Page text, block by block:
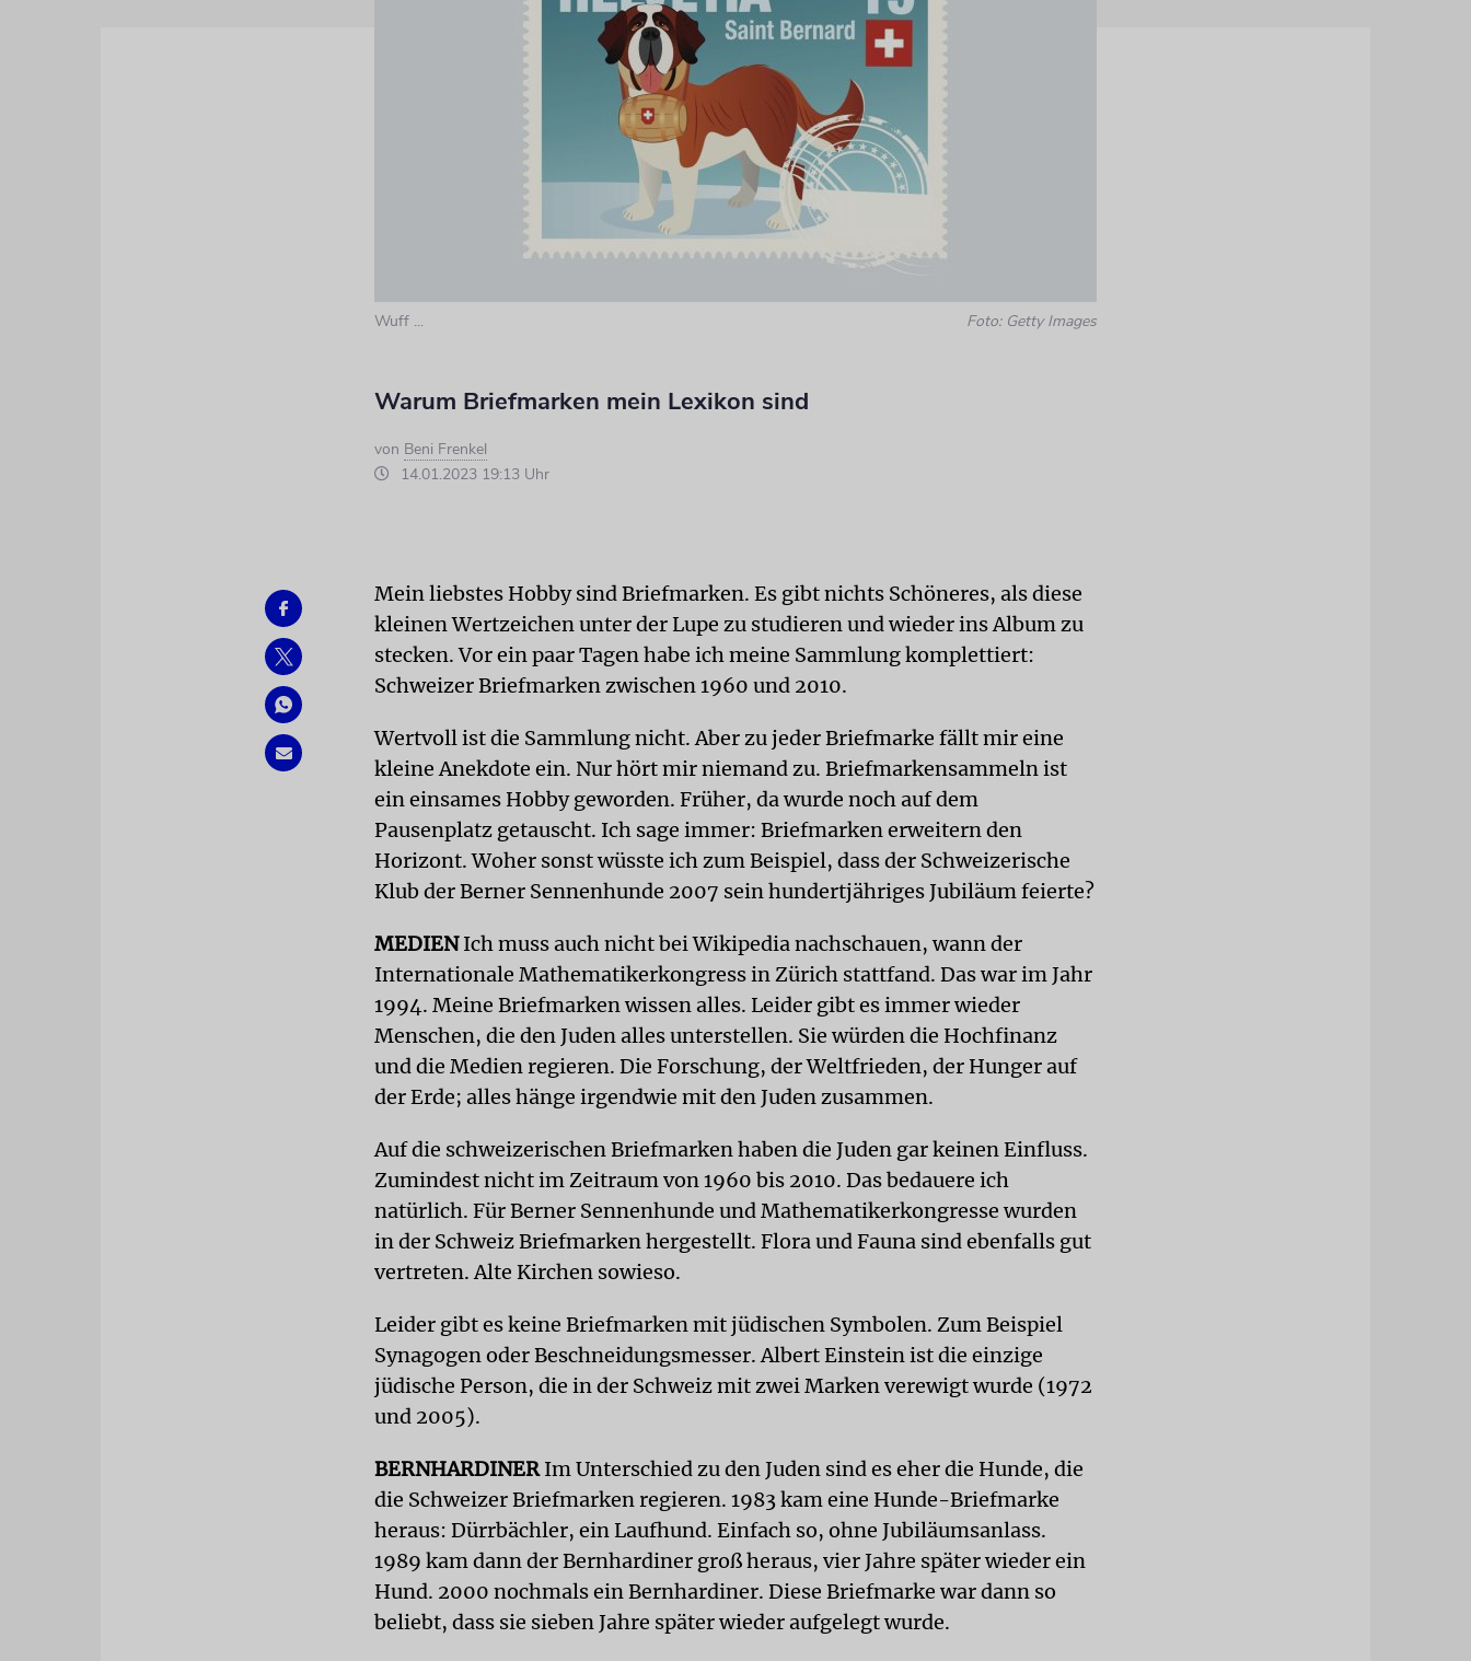
Wuff ... Foto: Getty Images
Warum Briefmarken mein Lexikon sind
von Beni Frenkel
14.01.2023 19:13 Uhr
Mein liebstes Hobby sind Briefmarken. Es gibt nichts Schöneres, als diese
kleinen Wertzeichen unter der Lupe zu studieren und wieder ins Album zu
stecken. Vor ein paar Tagen habe ich meine Sammlung komplettiert:
Schweizer Briefmarken zwischen 1960 und 2010.
Wertvoll ist die Sammlung nicht. Aber zu jeder Briefmarke fällt mir eine
kleine Anekdote ein. Nur hört mir niemand zu. Briefmarkensammeln ist
ein einsames Hobby geworden. Früher, da wurde noch auf dem
Pausenplatz getauscht. Ich sage immer: Briefmarken erweitern den
Horizont. Woher sonst wüsste ich zum Beispiel, dass der Schweizerische
Klub der Berner Sennenhunde 2007 sein hundertjähriges Jubiläum feierte?
MEDIENIch muss auch nicht bei Wikipedia nachschauen, wann der
Internationale Mathematikerkongress in Zürich stattfand. Das war im Jahr
1994. Meine Briefmarken wissen alles. Leider gibt es immer wieder
Menschen, die den Juden alles unterstellen. Sie würden die Hochfinanz
und die Medien regieren. Die Forschung, der Weltfrieden, der Hunger auf
der Erde; alles hänge irgendwie mit den Juden zusammen.
Auf die schweizerischen Briefmarken haben die Juden gar keinen Einfluss.
Zumindest nicht im Zeitraum von 1960 bis 2010. Das bedauere ich
natürlich. Für Berner Sennenhunde und Mathematikerkongresse wurden
in der Schweiz Briefmarken hergestellt. Flora und Fauna sind ebenfalls gut
vertreten. Alte Kirchen sowieso.
Leider gibt es keine Briefmarken mit jüdischen Symbolen. Zum Beispiel
Synagogen oder Beschneidungsmesser. Albert Einstein ist die einzige
jüdische Person, die in der Schweiz mit zwei Marken verewigt wurde (1972
und 2005).
BERNHARDINERIm Unterschied zu den Juden sind es eher die Hunde, die
die Schweizer Briefmarken regieren. 1983 kam eine Hunde-Briefmarke
heraus: Dürrbächler, ein Laufhund. Einfach so, ohne Jubiläumsanlass.
1989 kam dann der Bernhardiner groß heraus, vier Jahre später wieder ein
Hund. 2000 nochmals ein Bernhardiner. Diese Briefmarke war dann so
beliebt, dass sie sieben Jahre später wieder aufgelegt wurde.